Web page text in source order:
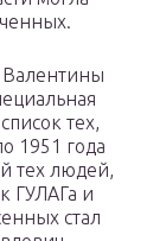
тех,
1951 года
тех людей,
ГУЛАГа и
стал